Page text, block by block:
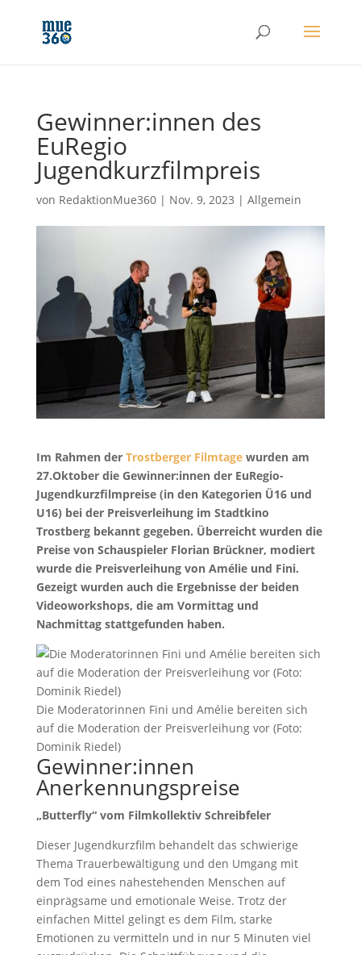
Gewinner:innen des
EuRegio
Jugendkurzfilmpreis
von RedaktionMue360| Nov. 9, 2023 | Allgemein
Im Rahmen der Trostberger Filmtagewurden am
27.Oktober die Gewinner:innen der EuRegio-
Jugendkurzfilmpreise (in den Kategorien Ü16 und
U16) bei der Preisverleihung im Stadtkino
Trostberg bekannt gegeben. Überreicht wurden die
Preise von Schauspieler Florian Brückner, modiert
wurde die Preisverleihung von Amélie und Fini.
Gezeigt wurden auch die Ergebnisse der beiden
Videoworkshops, die am Vormittag und
Nachmittag stattgefunden haben.
Die Moderatorinnen Fini und Amélie bereiten sich
auf die Moderation der Preisverleihung vor (Foto:
Dominik Riedel)
Gewinner:innen
Anerkennungspreise
„Butterfly“ vom Filmkollektiv Schreibfeler
Dieser Jugendkurzfilm behandelt das schwierige
Thema Trauerbewältigung und den Umgang mit
dem Tod eines nahestehenden Menschen auf
einprägsame und emotionale Weise. Trotz der
einfachen Mittel gelingt es dem Film, starke
Emotionen zu vermitteln und in nur 5 Minuten viel